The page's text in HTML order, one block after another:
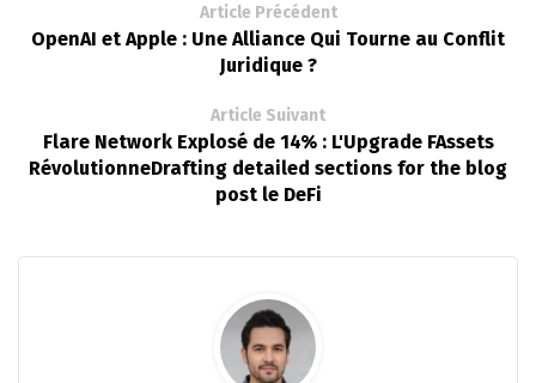
Article Précédent
OpenAI et Apple : Une Alliance Qui Tourne au Conflit
Juridique ?
Article Suivant
Flare Network Explosé de 14% : L'Upgrade FAssets
RévolutionneDrafting detailed sections for the blog
post le DeFi